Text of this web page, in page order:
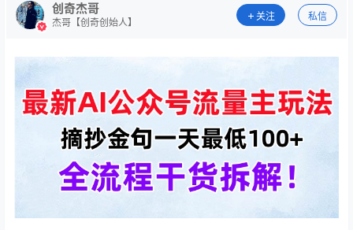
创奇杰哥
杰哥【创奇创始人】
关注 私信